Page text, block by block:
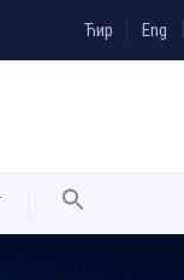
Ћир Eng